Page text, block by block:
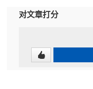
对文章打分